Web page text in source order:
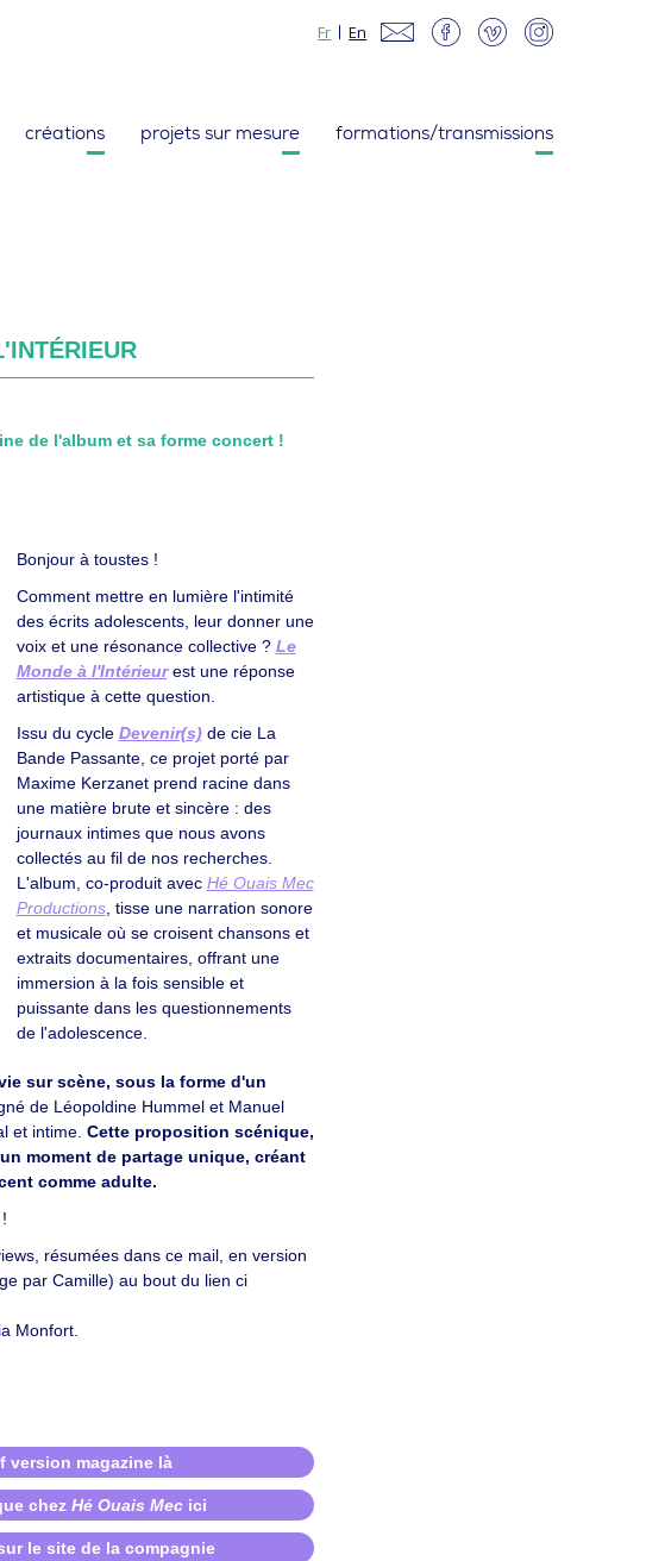
créations projets sur mesure formations/transmissions
Fr En
de l'album et sa forme concert !
Bonjour à toustes !
Comment mettre en lumière l'intimité
des écrits adolescents, leur donner une
voix et une résonance collective ? Le
Monde à l'Intérieurest une réponse
artistique à cette question.
Issu du cycle Devenir(s) de cie La
Bande Passante, ce projet porté par
Maxime Kerzanet prend racine dans
une matière brute et sincère : des
journaux intimes que nous avons
collectés au fil de nos recherches.
L'album, co-produit avec Hé Ouais Mec
Productions, tisse une narration sonore
et musicale où se croisent chansons et
extraits documentaires, offrant une
immersion à la fois sensible et
puissante dans les questionnements
de l'adolescence.
sur scène, sous la forme d'un
de Léopoldine Hummel et Manuel
et intime. Cette proposition scénique,
moment de partage unique, créant
comme adulte.
résumées dans ce mail, en version
par Camille) au bout du lien ci
Monfort.
version magazine là
chez Hé Ouais Mec ici
le site de la compagnie